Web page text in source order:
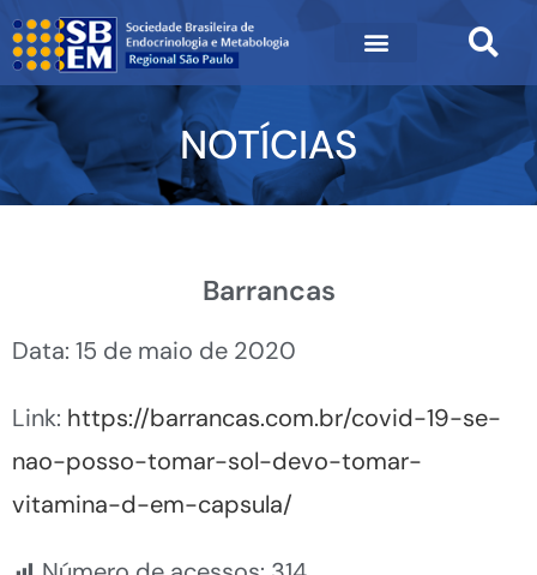
NOTÍCIAS
Barrancas
Data: 15 de maio de 2020
Link: https://barrancas.com.br/covid-19-se-
nao-posso-tomar-sol-devo-tomar-
vitamina-d-em-capsula/